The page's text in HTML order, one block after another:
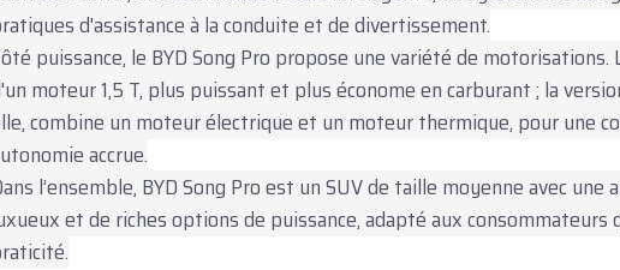
d'assistance à la conduite et de divertissement.
puissance, le BYD Song Pro propose une variété de
moteur 1,5 T, plus puissant et plus économe en carburant ; la
combine un moteur électrique et un moteur thermique, pour une
accrue.
l’ensemble, BYD Song Pro est un SUV de taille moyenne avec
et de riches options de puissance, adapté aux consommateurs